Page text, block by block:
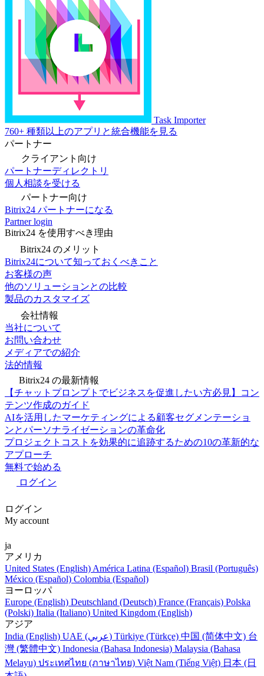
Task Importer
760+ 種類以上のアプリと統合機能を見る
パートナー
クライアント向け
パートナーディレクトリ
個人相談を受ける
パートナー向け
Bitrix24 パートナーになる
Partner login
Bitrix24 を使用すべき理由
Bitrix24 のメリット
Bitrix24について知っておくべきこと
お客様の声
他のソリューションとの比較
製品のカスタマイズ
会社情報
当社について
お問い合わせ
メディアでの紹介
法的情報
Bitrix24 の最新情報
【チャットプロンプトでビジネスを促進したい方必見】コン
テンツ作成のガイド
AIを活用したマーケティングによる顧客セグメンテーショ
ンとパーソナライゼーションの革命化
プロジェクトコストを効果的に追跡するための10の革新的な
アプローチ
無料で始める
ログイン
ログイン
My account
ja
アメリカ
United States (English) América Latina (Español) Brasil (Português)
México (Español) Colombia (Español)
ヨーロッパ
Europe (English) Deutschland (Deutsch) France (Français) Polska
(Polski) Italia (Italiano) United Kingdom (English)
アジア
India (English)
UAE (عربي) Türkiye (Türkçe) 中国 (简体中文) 台
灣 (繁體中文) Indonesia (Bahasa Indonesia) Malaysia (Bahasa
Melayu) ประเทศไทย (ภาษาไทย) Việt Nam (Tiếng Việt) 日本 (日